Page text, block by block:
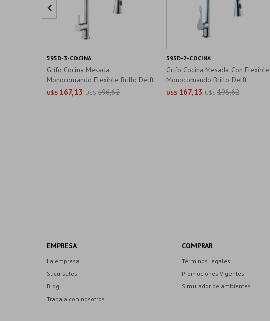
Grifo Cocina Mesada
Monocomando Flexible Brillo Delft
U$S 167,13 U$S 196,62
595D-3-COCINA
Grifo Cocina Mesada Con Flexible
Monocomando Brillo Delft
U$S 167,13 U$S 196,62
595D-2-COCINA

EMPRESA
La empresa
Sucursales
Blog
Trabaja con nosotros
COMPRAR
Términos legales
Promociones Vigentes
Simulador de ambientes